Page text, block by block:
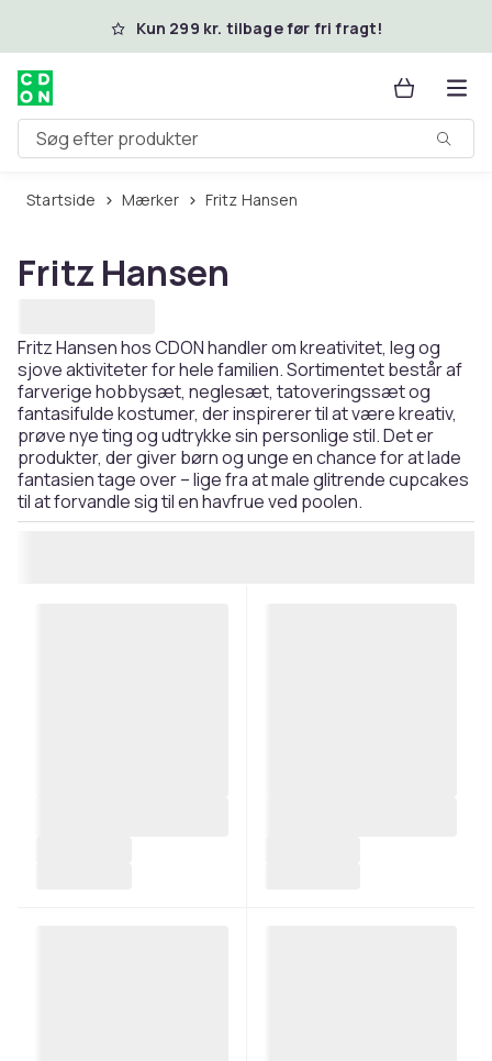
Spring til hovedindhold
Kun 299 kr. tilbage før fri fragt!
Søg efter produkter
Startside Mærker Fritz Hansen
Fritz Hansen
Fritz Hansen hos CDON handler om kreativitet, leg og
sjove aktiviteter for hele familien. Sortimentet består af
farverige hobbysæt, neglesæt, tatoveringssæt og
fantasifulde kostumer, der inspirerer til at være kreativ,
prøve nye ting og udtrykke sin personlige stil. Det er
produkter, der giver børn og unge en chance for at lade
fantasien tage over – lige fra at male glitrende cupcakes
til at forvandle sig til en havfrue ved poolen.